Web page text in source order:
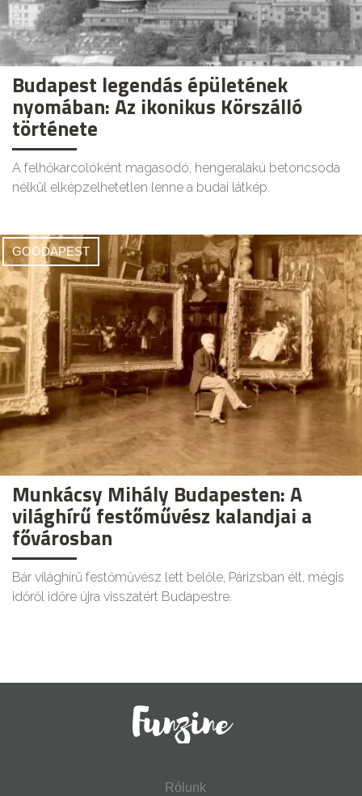
Budapest legendás épületének
nyomában: Az ikonikus Körszálló
története
A felhőkarcolóként magasodó, hengeralakú betoncsoda
nélkül elképzelhetetlen lenne a budai látkép.
GOODAPEST
Munkácsy Mihály Budapesten: A
világhírű festőművész kalandjai a
fővárosban
Bár világhírű festőművész lett belőle, Párizsban élt, mégis
időről időre újra visszatért Budapestre.
Rólunk